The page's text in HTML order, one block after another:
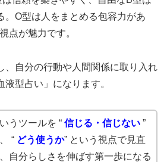
。O型は人をまとめる包容力があ
点が魅力です。
、自分の行動や人間関係に取り入れ
型占い」になります。
うツールを “ 信じる・信じない”
“ どう使うか” という視点で見直
自分らしさを伸ばす第一歩になる